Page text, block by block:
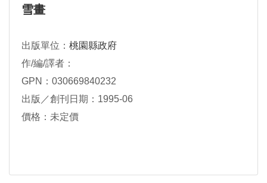
雪畫
出版單位： 桃園縣政府
作/編/譯者：
GPN：030669840232
出版／創刊日期：1995-06
價格：未定價